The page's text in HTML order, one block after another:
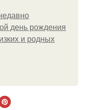
день рождения
и родных